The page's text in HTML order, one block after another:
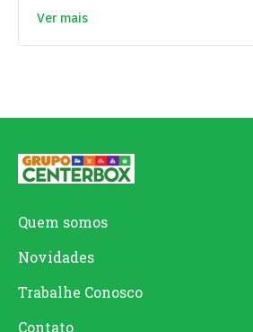
Ver mais
Quem somos
Novidades
Trabalhe Conosco
Contato